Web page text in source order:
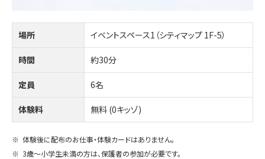
場所 イベントスペース1（シティマップ 1F-5）
時間 約30分
定員 6名
体験料 無料 (0キッゾ)
※ 体験後に配布のお仕事・体験カードはありません。
※ 3歳～小学生未満の方は、保護者の参加が必要です。